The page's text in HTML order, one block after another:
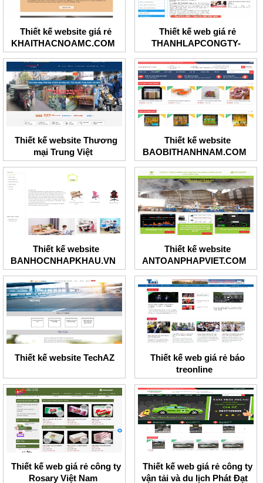
Thiết kế website giá rẻ
KHAITHACNOAMC.COM
Thiết kế web giá rẻ
THANHLAPCONGTY-
BRT.COM
Thiết kế website Thương
mại Trung Việt
Thiết kế website
BAOBITHANHNAM.COM
Thiết kế website
BANHOCNHAPKHAU.VN
Thiết kế website
ANTOANPHAPVIET.COM
Thiết kế website TechAZ
Thiết kế web giá rẻ báo
treonline
Thiết kế web giá rẻ công ty
Rosary Việt Nam
Thiết kế web giá rẻ công ty
vận tải và du lịch Phát Đạt